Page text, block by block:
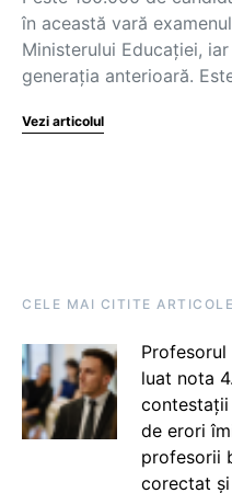
în această vară
Ministerului Educației,
generația anterioară.
Vezi articolul
CELE MAI CITITE ARTICOLE
Profesorul
luat nota
de erori
profesorii
corectat